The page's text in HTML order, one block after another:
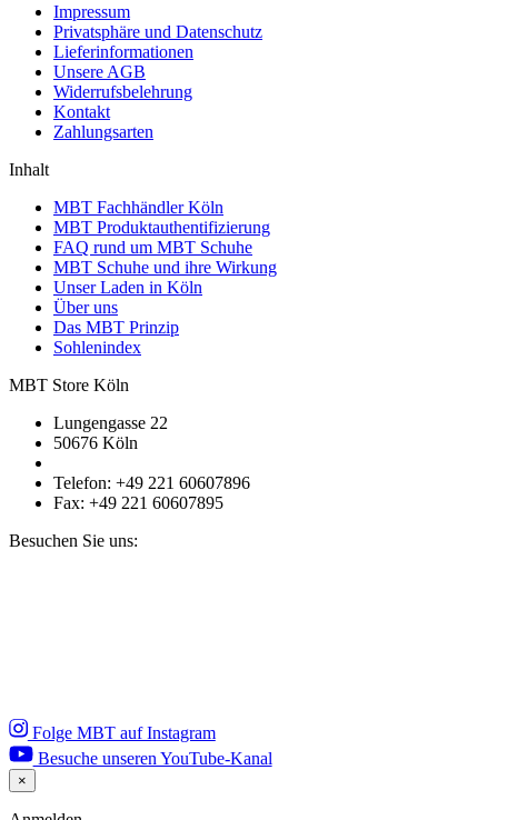
Impressum
Privatsphäre und Datenschutz
Lieferinformationen
Unsere AGB
Widerrufsbelehrung
Kontakt
Zahlungsarten
Inhalt
MBT Fachhändler Köln
MBT Produktauthentifizierung
FAQ rund um MBT Schuhe
MBT Schuhe und ihre Wirkung
Unser Laden in Köln
Über uns
Das MBT Prinzip
Sohlenindex
MBT Store Köln
Lungengasse 22
50676 Köln
Telefon: +49 221 60607896
Fax: +49 221 60607895
Besuchen Sie uns:
Folge MBT auf Instagram
Besuche unseren YouTube-Kanal
×
Close